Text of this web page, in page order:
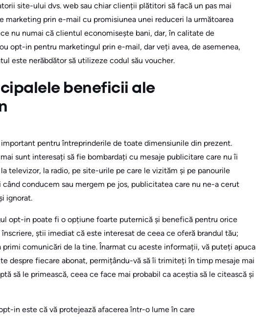
site-ului dvs. web sau chiar clienții plătitori să facă un pas mai
marketing prin e-mail cu promisiunea unei reduceri la următoarea
nu numai că clientul economisește bani, dar, în calitate de
opt-in pentru marketingul prin e-mail, dar veți avea, de asemenea,
este nerăbdător să utilizeze codul său voucher.
beneficii ale
pentru întreprinderile de toate dimensiunile din prezent.
sunt interesați să fie bombardați cu mesaje publicitare care nu îi
televizor, la radio, pe site-urile pe care le vizităm și pe panourile
conducem sau mergem pe jos, publicitatea care nu ne-a cerut
ignorat.
opt-in poate fi o opțiune foarte puternică și benefică pentru orice
știi imediat că este interesat de ceea ce oferă brandul tău;
comunicări de la tine. Înarmat cu aceste informații, vă puteți apuca
despre fiecare abonat, permițându-vă să îi trimiteți în timp mesaje mai
să le primească, ceea ce face mai probabil ca aceștia să le citească și
in este că vă protejează afacerea într-o lume în care